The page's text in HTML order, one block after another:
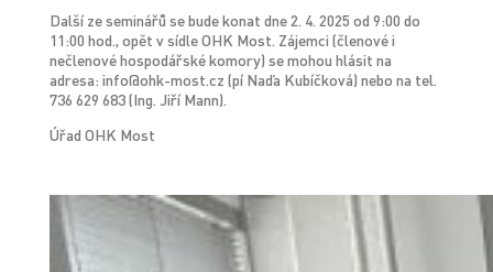
Další ze seminářů se bude konat dne 2. 4. 2025 od 9:00 do
11:00 hod., opět v sídle OHK Most. Zájemci (členové i
nečlenové hospodářské komory) se mohou hlásit na
adresa: info@ohk-most.cz (pí Naďa Kubíčková) nebo na tel.
736 629 683 (Ing. Jiří Mann).
Úřad OHK Most